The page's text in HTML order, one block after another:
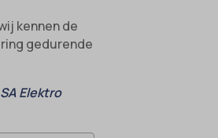
kennen de
gedurende
Elektro